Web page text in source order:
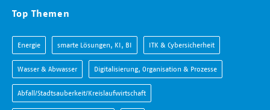
Top Themen
Energie smarte Lösungen, KI, BI ITK & Cybersicherheit
Wasser & Abwasser Digitalisierung, Organisation & Prozesse
Abfall/Stadtsauberkeit/Kreislaufwirtschaft